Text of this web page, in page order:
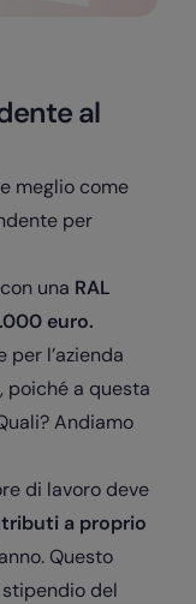
al
meglio come
per
una RAL
euro.
l’azienda
poiché a questa
Andiamo
di lavoro deve
a proprio
Questo
del